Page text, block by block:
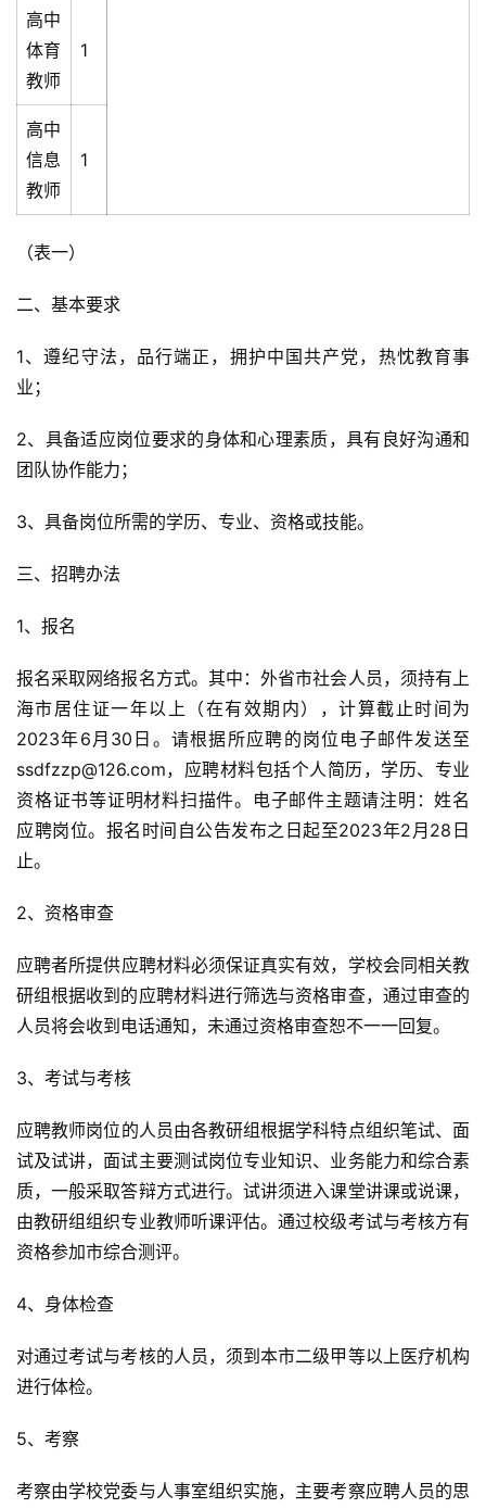
高中
体育
教师
1
高中
信息
教师
1
（表一）
二、基本要求
1、遵纪守法，品行端正，拥护中国共产党，热忱教育事
业；
2、具备适应岗位要求的身体和心理素质，具有良好沟通和
团队协作能力；
3、具备岗位所需的学历、专业、资格或技能。
三、 招聘办法
1、报名
报名采取网络报名方式。其中：外省市社会人员，须持有上
海市居住证一年以上（在有效期内），计算截止时间为
2023年6月30日。请根据所应聘的岗位电子邮件发送至
ssdfzzp@126.com，应聘材料包括个人简历，学历、专业
资格证书等证明材料扫描件。电子邮件主题请注明：姓名
应聘岗位。报名时间自公告发布之日起至2023年2月28日
止。
2、资格审查
应聘者所提供应聘材料必须保证真实有效，学校会同相关教
研组根据收到的应聘材料进行筛选与资格审查，通过审查的
人员将会收到电话通知，未通过资格审查恕不一一回复。
3、考试与考核
应聘教师岗位的人员由各教研组根据学科特点组织笔试、面
试及试讲，面试主要测试岗位专业知识、业务能力和综合素
质，一般采取答辩方式进行。试讲须进入课堂讲课或说课，
由教研组组织专业教师听课评估。通过校级考试与考核方有
资格参加市综合测评。
4、身体检查
对通过考试与考核的人员，须到本市二级甲等以上医疗机构
进行体检。
5、考察
考察由学校党委与人事室组织实施，主要考察应聘人员的思